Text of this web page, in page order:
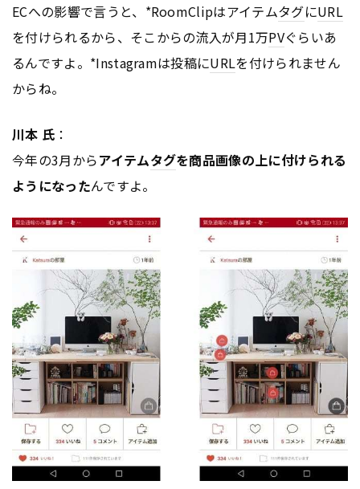
ECへの影響で言うと、*RoomClipはアイテムタグにURL
を付けられるから、そこからの流入が月1万PVぐらいあ
るんですよ。*Instagramは投稿にURLを付けられません
からね。
川本 氏 ：
今年の3月からアイテムタグを商品画像の上に付けられる
ようになったんですよ。